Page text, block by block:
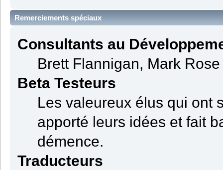
Remerciements spéciaux
Consultants au
Brett Flannigan, Mark
Beta Testeurs
Les valeureux élus qui ont
apporté leurs idées et fait
démence.
Traducteurs